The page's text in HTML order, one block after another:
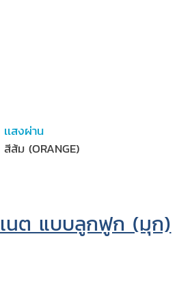
เเสงผ่าน
สีส้ม (ORANGE)
นต แบบลูกฟูก (มุก)